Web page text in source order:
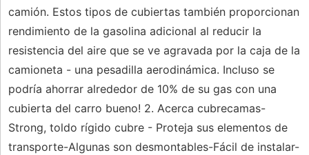
camión. Estos tipos de cubiertas también proporcionan
rendimiento de la gasolina adicional al reducir la
resistencia del aire que se ve agravada por la caja de la
camioneta - una pesadilla aerodinámica. Incluso se
podría ahorrar alrededor de 10% de su gas con una
cubierta del carro bueno! 2. Acerca cubrecamas-
Strong, toldo rígido cubre - Proteja sus elementos de
transporte-Algunas son desmontables-Fácil de instalar-